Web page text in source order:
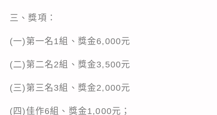
三、獎項：
(一)第一名1組、獎金6,000元
(二)第二名2組、獎金3,500元
(三)第三名3組、獎金2,000元
(四)佳作6組、獎金1,000元；